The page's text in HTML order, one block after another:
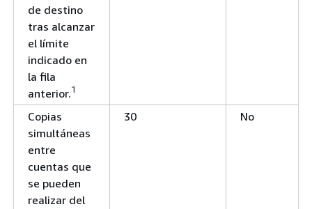
de destino
tras alcanzar
el límite
indicado en
la fila
anterior.1
Copias
simultáneas
entre
cuentas que
se pueden
realizar del
30 No